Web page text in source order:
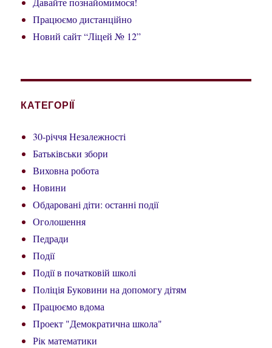
Працюємо дистанційно
Новий сайт “Ліцей № 12”
КАТЕГОРІЇ
30-річчя Незалежності
Батьківськи збори
Виховна робота
Новини
Обдаровані діти: останні події
Оголошення
Педради
Події
Події в початковій школі
Поліція Буковини на допомогу дітям
Працюємо вдома
Проект "Демократична школа"
Рік математики